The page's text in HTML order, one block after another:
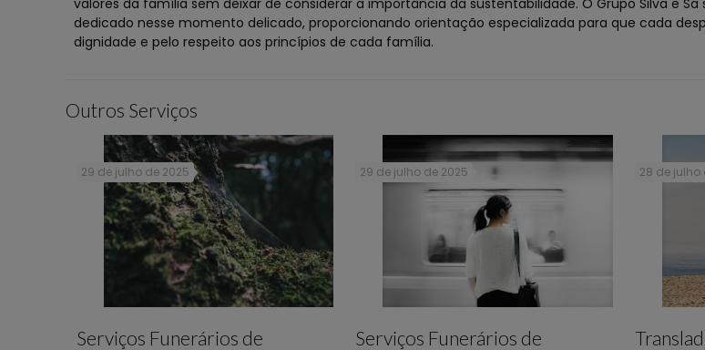
valores da família sem deixar de considerar a importância da sustentabilidade. O Grupo Silva e
dedicado nesse momento delicado, proporcionando orientação especializada para que cada
dignidade e pelo respeito aos princípios de cada família.
Outros Serviços
29 de julho de 2025
Serviços Funerários de
29 de julho de 2025
Serviços Funerários de
28 de julho